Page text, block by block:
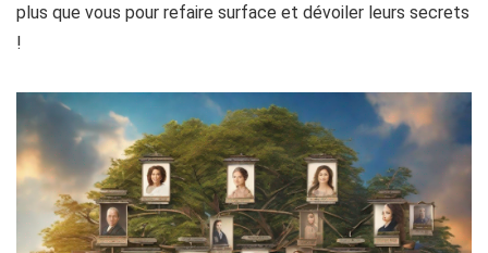
plus que vous pour refaire surface et dévoiler leurs secrets
!